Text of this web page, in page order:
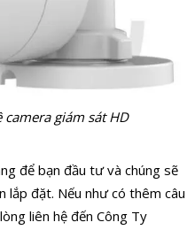
camera giám sát HD
để bạn đầu tư và chúng sẽ
lắp đặt. Nếu như có thêm câu
liên hệ đến Công Ty